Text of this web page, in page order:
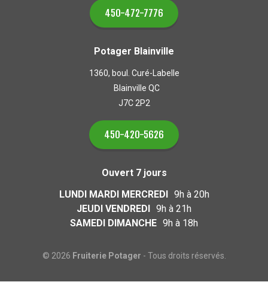
450-472-7776
Potager Blainville
1360, boul. Curé-Labelle
Blainville QC
J7C 2P2
450-420-5626
Ouvert 7 jours
LUNDI MARDI MERCREDI
9h à 20h
JEUDI VENDREDI
9h à 21h
SAMEDI DIMANCHE 9h à 18h
© 2026 Fruiterie Potager - Tous droits réservés.